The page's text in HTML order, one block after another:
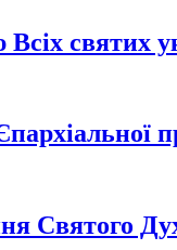
святих
Святого